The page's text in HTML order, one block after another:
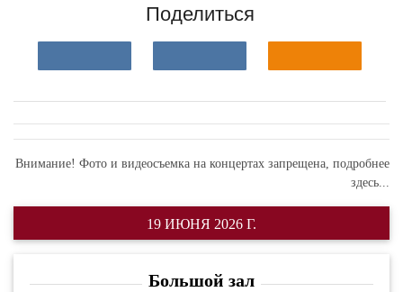
Поделиться
Внимание! Фото и видеосъемка на концертах запрещена, подробнее
здесь...
19 ИЮНЯ 2026 Г.
Большой зал